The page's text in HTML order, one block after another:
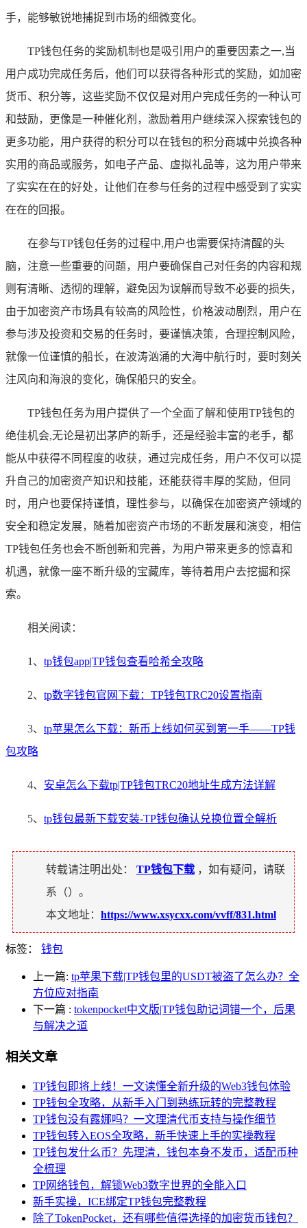
手，能够敏锐地捕捉到市场的细微变化。
TP钱包任务的奖励机制也是吸引用户的重要因素之一,当
用户成功完成任务后，他们可以获得各种形式的奖励，如加密
货币、积分等，这些奖励不仅仅是对用户完成任务的一种认可
和鼓励，更像是一种催化剂，激励着用户继续深入探索钱包的
更多功能，用户获得的积分可以在钱包的积分商城中兑换各种
实用的商品或服务，如电子产品、虚拟礼品等，这为用户带来
了实实在在的好处，让他们在参与任务的过程中感受到了实实
在在的回报。
在参与TP钱包任务的过程中,用户也需要保持清醒的头
脑，注意一些重要的问题，用户要确保自己对任务的内容和规
则有清晰、透彻的理解，避免因为误解而导致不必要的损失，
由于加密资产市场具有较高的风险性，价格波动剧烈，用户在
参与涉及投资和交易的任务时，要谨慎决策，合理控制风险，
就像一位谨慎的船长，在波涛汹涌的大海中航行时，要时刻关
注风向和海浪的变化，确保船只的安全。
TP钱包任务为用户提供了一个全面了解和使用TP钱包的
绝佳机会,无论是初出茅庐的新手，还是经验丰富的老手，都
能从中获得不同程度的收获，通过完成任务，用户不仅可以提
升自己的加密资产知识和技能，还能获得丰厚的奖励，但同
时，用户也要保持谨慎，理性参与，以确保在加密资产领域的
安全和稳定发展，随着加密资产市场的不断发展和演变，相信
TP钱包任务也会不断创新和完善，为用户带来更多的惊喜和
机遇，就像一座不断升级的宝藏库，等待着用户去挖掘和探
索。
相关阅读：
1、 tp钱包app|TP钱包查看哈希全攻略
2、 tp数字钱包官网下载：TP钱包TRC20设置指南
3、 tp苹果怎么下载：新币上线如何买到第一手——TP钱
包攻略
4、 安卓怎么下载tp|TP钱包TRC20地址生成方法详解
5、 tp钱包最新下载安装-TP钱包确认兑换位置全解析
转载请注明出处： TP钱包下载 ，如有疑问，请联
系（）。
本文地址： https://www.xsycxx.com/vvff/831.html
标签： 钱包
上一篇: tp苹果下载|TP钱包里的USDT被盗了怎么办？全
方位应对指南
下一篇 : tokenpocket中文版|TP钱包助记词错一个，后果
与解决之道
相关文章
TP钱包即将上线！一文读懂全新升级的Web3钱包体验
TP钱包全攻略，从新手入门到熟练玩转的完整教程
TP钱包没有露娜吗？一文理清代币支持与操作细节
TP钱包转入EOS全攻略，新手快速上手的实操教程
TP钱包发什么币？先理清，钱包本身不发币，适配币种
全梳理
TP网络钱包，解锁Web3数字世界的全能入口
新手实操，ICE绑定TP钱包完整教程
除了TokenPocket，还有哪些值得选择的加密货币钱包？